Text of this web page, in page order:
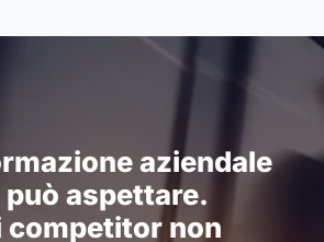
aziendale
può aspettare.
competitor non